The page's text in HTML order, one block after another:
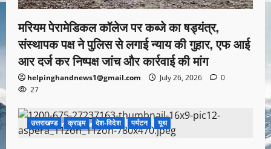
मरियम पेरामेडिकल कॉलेज पर कब्जे का षड्यंत्र,
संस्थापक पक्ष ने पुलिस से लगाई न्याय की गुहार, एफ आई
आर दर्ज कर निष्पक्ष जांच और कार्रवाई की मांग
helpinghandnews1@gmail.com July 26, 2026
0
27
1 minute read
उत्तराखण्ड क्राइम देश-विदेश पर्यटन यूथ